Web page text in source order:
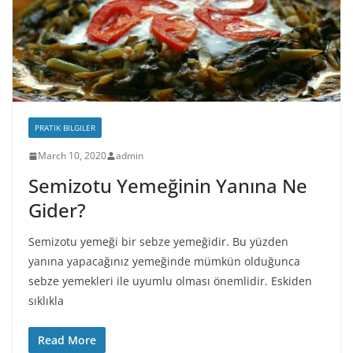
PRATIK BILGILER
March 10, 2020 admin
Semizotu Yemeğinin Yanına Ne
Gider?
Semizotu yemeği bir sebze yemeğidir. Bu yüzden
yanına yapacağınız yemeğinde mümkün olduğunca
sebze yemekleri ile uyumlu olması önemlidir. Eskiden
sıklıkla
Read More